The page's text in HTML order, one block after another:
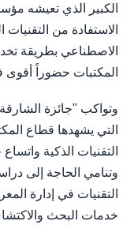
الكبير الذي تعيشه
الاستفادة من
الاصطناعي بطريقة
المكتبات حضوراً أقوى
التي يشهدها قطاع
التقنيات الذكية
وتنامي الحاجة إلى
التقنيات في إدارة
خدمات البحث